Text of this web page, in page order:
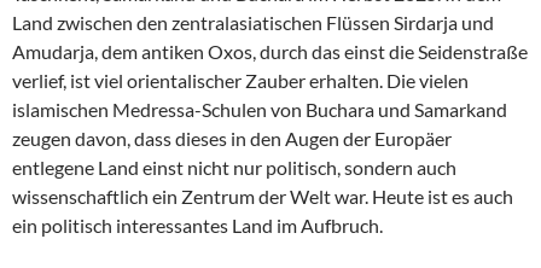
Land zwischen den zentralasiatischen Flüssen Sirdarja und
Amudarja, dem antiken Oxos, durch das einst die Seidenstraße
verlief, ist viel orientalischer Zauber erhalten. Die vielen
islamischen Medressa-Schulen von Buchara und Samarkand
zeugen davon, dass dieses in den Augen der Europäer
entlegene Land einst nicht nur politisch, sondern auch
wissenschaftlich ein Zentrum der Welt war. Heute ist es auch
ein politisch interessantes Land im Aufbruch.